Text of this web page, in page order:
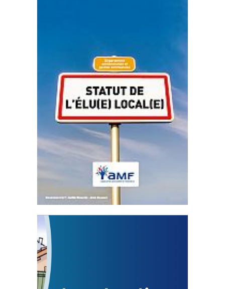
Statut de l’élu local
3 avril 2024
Mise à jour avril 2024
FEUILLETER